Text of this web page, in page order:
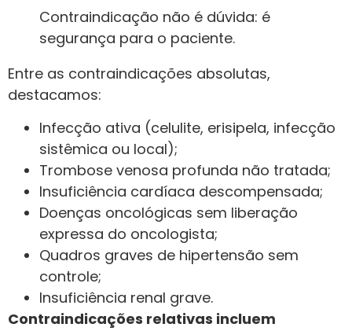
Contraindicação não é dúvida: é
segurança para o paciente.
Entre as contraindicações absolutas,
destacamos:
Infecção ativa (celulite, erisipela, infecção
sistêmica ou local);
Trombose venosa profunda não tratada;
Insuficiência cardíaca descompensada;
Doenças oncológicas sem liberação
expressa do oncologista;
Quadros graves de hipertensão sem
controle;
Insuficiência renal grave.
Contraindicações relativas incluem